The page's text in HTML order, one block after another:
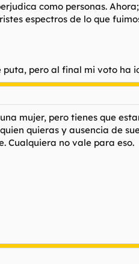
como personas.
espectros de lo que
pero al final mi voto ha
mujer, pero tienes que
quieras y ausencia de
Cualquiera no vale para eso.